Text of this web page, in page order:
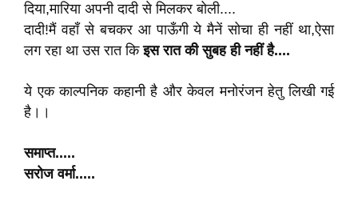
दिया,मारिया अपनी दादी से मिलकर बोली....
दादी!मैं वहाँ से बचकर आ पाऊँगी ये मैनें सोचा ही नहीं था,ऐसा
लग रहा था उस रात किइस रात की सुबह ही नहीं है....
ये एक काल्पनिक कहानी है और केवल मनोरंजन हेतु लिखी गई
है।।
समाप्त.....
सरोज वर्मा.....